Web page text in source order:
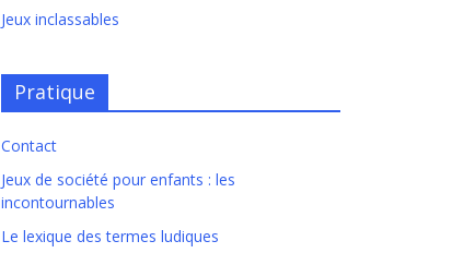
Jeux inclassables
Pratique
Contact
Jeux de société pour enfants : les
incontournables
Le lexique des termes ludiques